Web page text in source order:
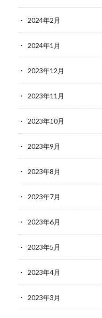
2024年2月
2024年1月
2023年12月
2023年11月
2023年10月
2023年9月
2023年8月
2023年7月
2023年6月
2023年5月
2023年4月
2023年3月